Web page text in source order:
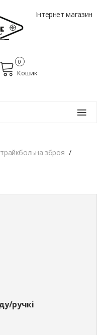
Інтернет магазин
Кошик
0
зброя
ручкі